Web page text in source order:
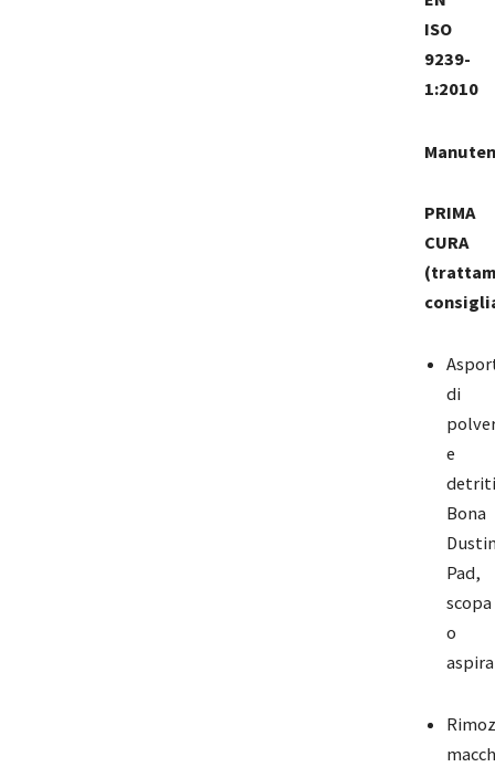
ISO
9239-
1:2010
PRIMA
CURA
di
e
Bona
Pad,
scopa
o